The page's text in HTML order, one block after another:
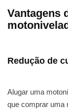
Vantagens
Redução de
Alugar uma
que comprar uma